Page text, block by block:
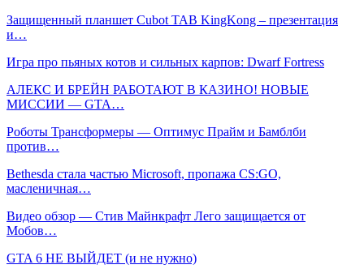
Защищенный планшет Cubot TAB KingKong – презентация
и…
Игра про пьяных котов и сильных карпов: Dwarf Fortress
АЛЕКС И БРЕЙН РАБОТАЮТ В КАЗИНО! НОВЫЕ
МИССИИ — GTA…
Роботы Трансформеры — Оптимус Прайм и Бамблби
против…
Bethesda стала частью Microsoft, пропажа CS:GO,
масленичная…
Видео обзор — Стив Майнкрафт Лего защищается от
Мобов…
GTA 6 НЕ ВЫЙДЕТ (и не нужно)